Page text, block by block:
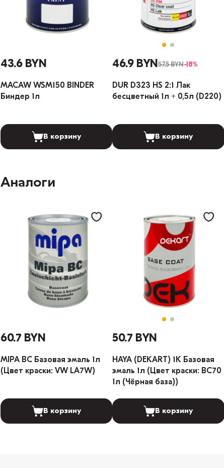
43.6 BYN
MACAW WSM150 BINDER
Биндер 1л
В корзину
46.9 BYN57.5 BYN-18%
DUR D323 HS 2:1 Лак
бесцветный 1л + 0,5л (D220)
В корзину
Аналоги
60.7 BYN
MIPA BC Базовая эмаль 1л
(Цвет краски: VW LA7W)
В корзину
50.7 BYN
HAYA (DEKART) 1К Базовая
эмаль 1л (Цвет краски: BC70
1л (Чёрная база))
В корзину